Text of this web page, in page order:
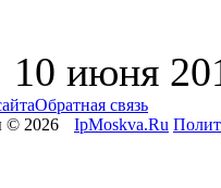
10 июня
Обратная связь
© 2026
IpMoskva.Ru